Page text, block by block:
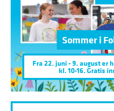
Sommer i
Fra 22. juni - 9. august er
kl. 10-16. Gratis